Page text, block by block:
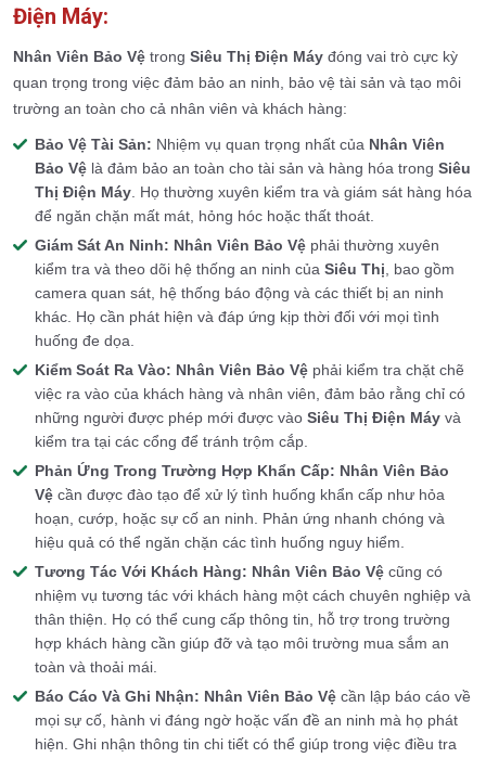
Điện Máy:
Nhân Viên Bảo Vệ trong Siêu Thị Điện Máy đóng vai trò cực kỳ
quan trọng trong việc đảm bảo an ninh, bảo vệ tài sản và tạo môi
trường an toàn cho cả nhân viên và khách hàng:
Bảo Vệ Tài Sản: Nhiệm vụ quan trọng nhất của Nhân Viên
Bảo Vệ là đảm bảo an toàn cho tài sản và hàng hóa trong Siêu
Thị Điện Máy . Họ thường xuyên kiểm tra và giám sát hàng hóa
để ngăn chặn mất mát, hỏng hóc hoặc thất thoát.
Giám Sát An Ninh: Nhân Viên Bảo Vệ phải thường xuyên
kiểm tra và theo dõi hệ thống an ninh của Siêu Thị , bao gồm
camera quan sát, hệ thống báo động và các thiết bị an ninh
khác. Họ cần phát hiện và đáp ứng kịp thời đối với mọi tình
huống đe dọa.
Kiểm Soát Ra Vào: Nhân Viên Bảo Vệ phải kiểm tra chặt chẽ
việc ra vào của khách hàng và nhân viên, đảm bảo rằng chỉ có
những người được phép mới được vào Siêu Thị Điện Máy và
kiểm tra tại các cổng để tránh trộm cắp.
Phản Ứng Trong Trường Hợp Khẩn Cấp: Nhân Viên Bảo
Vệ cần được đào tạo để xử lý tình huống khẩn cấp như hỏa
hoạn, cướp, hoặc sự cố an ninh. Phản ứng nhanh chóng và
hiệu quả có thể ngăn chặn các tình huống nguy hiểm.
Tương Tác Với Khách Hàng: Nhân Viên Bảo Vệ cũng có
nhiệm vụ tương tác với khách hàng một cách chuyên nghiệp và
thân thiện. Họ có thể cung cấp thông tin, hỗ trợ trong trường
hợp khách hàng cần giúp đỡ và tạo môi trường mua sắm an
toàn và thoải mái.
Báo Cáo Và Ghi Nhận: Nhân Viên Bảo Vệ cần lập báo cáo về
mọi sự cố, hành vi đáng ngờ hoặc vấn đề an ninh mà họ phát
hiện. Ghi nhận thông tin chi tiết có thể giúp trong việc điều tra